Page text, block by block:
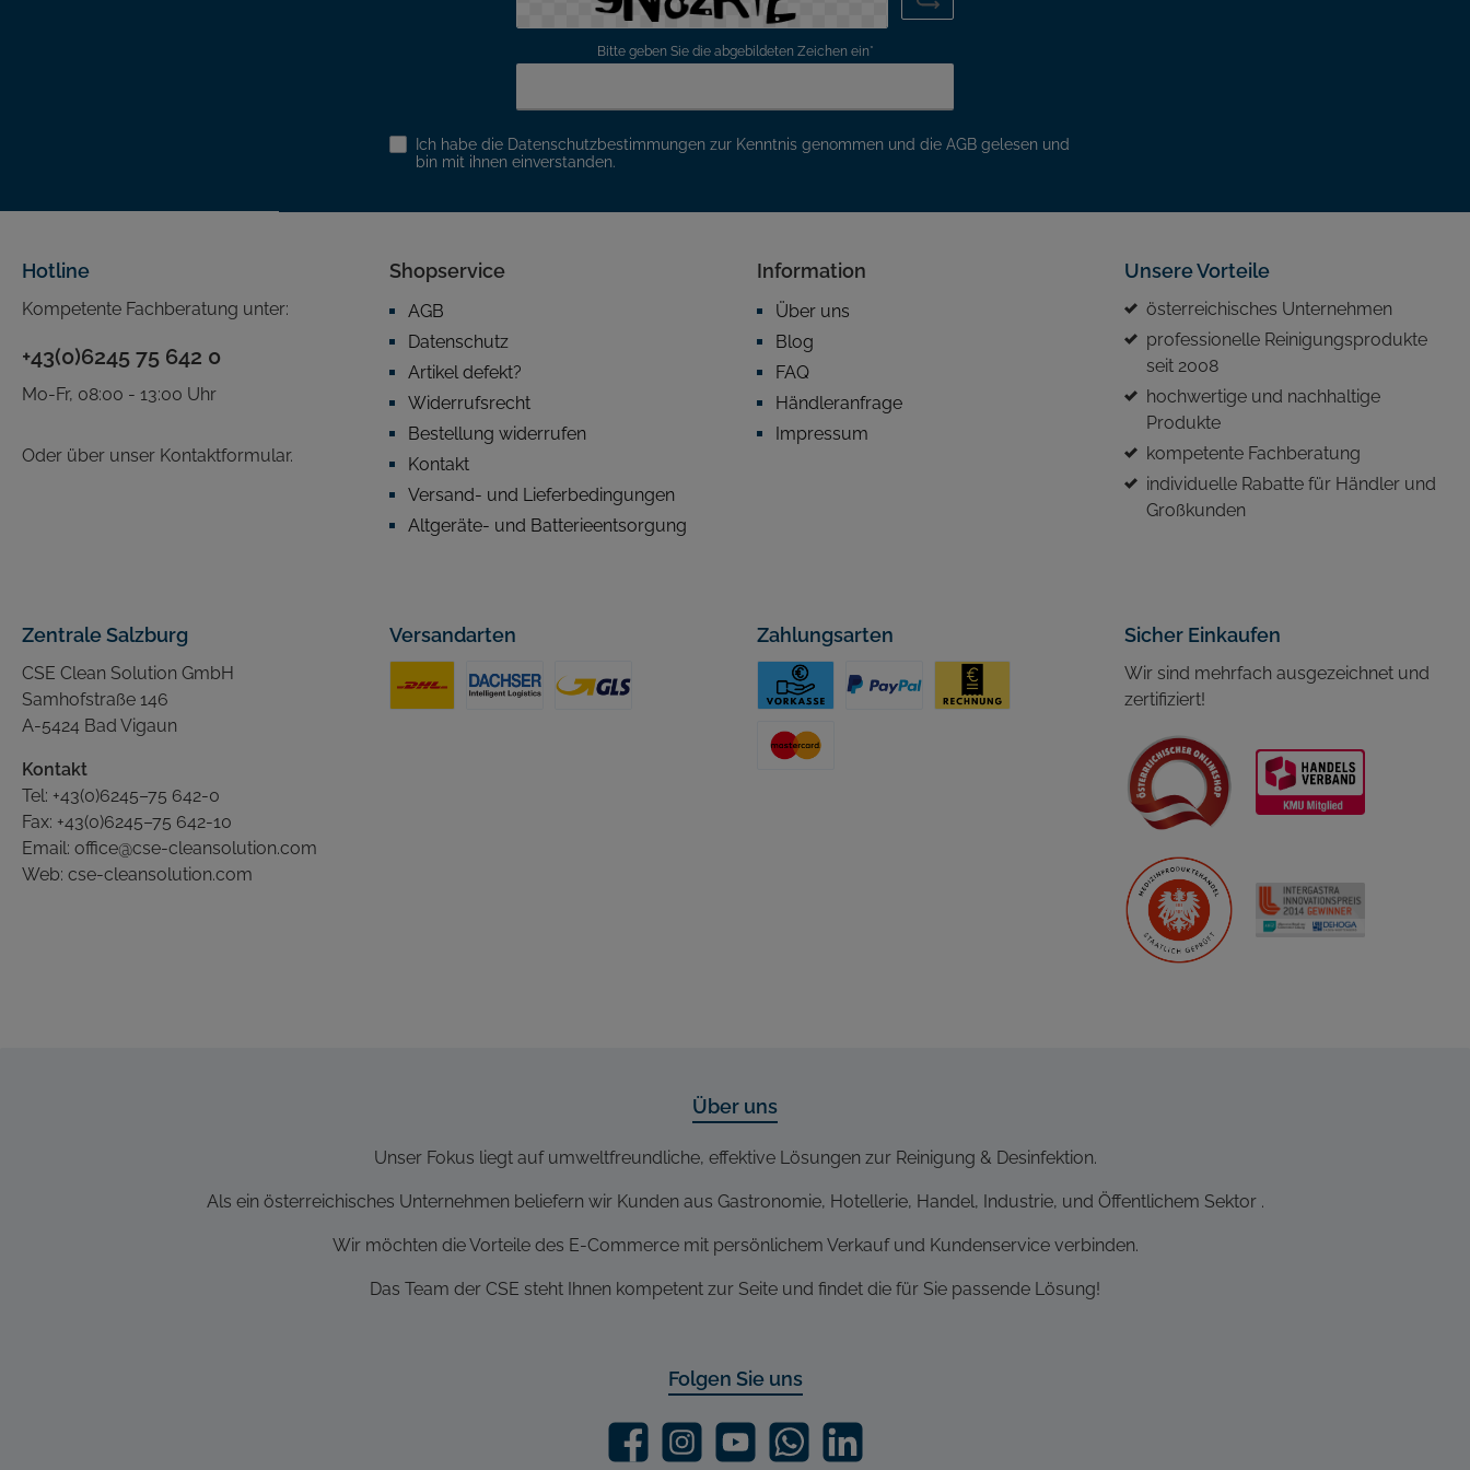
Bitte geben Sie die abgebildeten Zeichen ein*
Ich habe die Datenschutzbestimmungen zur Kenntnis genommen und die AGB gelesen und
bin mit ihnen einverstanden.
Hotline
Kompetente Fachberatung unter:
+43(0)6245 75 642 0
Mo-Fr, 08:00 - 13:00 Uhr
Oder über unser Kontaktformular.
Shopservice
AGB
Datenschutz
Artikel defekt?
Widerrufsrecht
Bestellung widerrufen
Kontakt
Versand- und Lieferbedingungen
Altgeräte- und Batterieentsorgung
Information
Über uns
Blog
FAQ
Händleranfrage
Impressum
Unsere Vorteile
österreichisches Unternehmen
professionelle Reinigungsprodukte
seit 2008
hochwertige und nachhaltige
Produkte
kompetente Fachberatung
individuelle Rabatte für Händler und
Großkunden
Versandarten Zahlungsarten
Zentrale Salzburg
CSE Clean Solution GmbH
Samhofstraße 146
A-5424 Bad Vigaun
Kontakt
Tel: +43(0)6245–75 642-0
Fax: +43(0)6245–75 642-10
Email: office@cse-cleansolution.com
Web: cse-cleansolution.com
Sicher Einkaufen
Wir sind mehrfach ausgezeichnet und
zertifiziert!
Über uns
Unser Fokus liegt auf umweltfreundliche, effektive Lösungen zur Reinigung & Desinfektion.
Als ein österreichisches Unternehmen beliefern wir Kunden aus Gastronomie, Hotellerie, Handel, Industrie, und Öffentlichem Sektor .
Wir möchten die Vorteile des E-Commerce mit persönlichem Verkauf und Kundenservice verbinden.
Das Team der CSE steht Ihnen kompetent zur Seite und findet die für Sie passende Lösung!
Folgen Sie uns